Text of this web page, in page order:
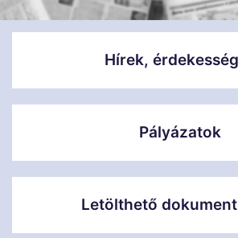
Hírek,
Pályázatok
Letölthető